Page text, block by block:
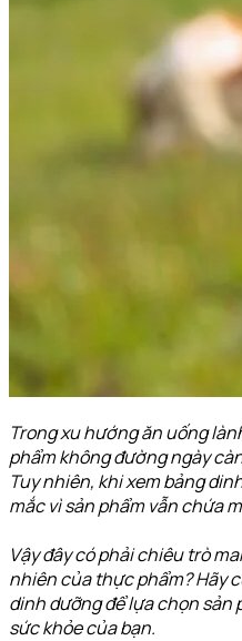
Trong xu hướng ăn uống
phẩm không đường ngày
Tuy nhiên, khi xem bảng
mắc vì sản phẩm vẫn chứa
Vậy đây có phải chiêu trò
nhiên của thực phẩm? Hãy
dinh dưỡng để lựa chọn sản
sức khỏe của bạn.